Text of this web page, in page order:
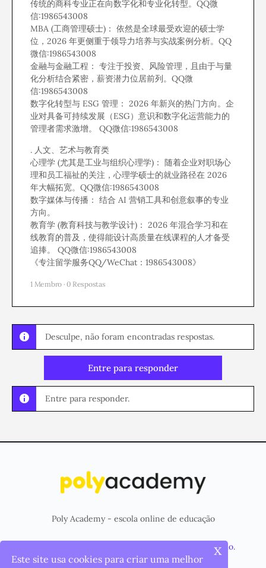
传统的商科专业正在向数字化和专业化转型。QQ微
信:1986543008
MBA (工商管理硕士)： 依然是全球最受欢迎的硕士学
位，2026 年更侧重于领导力培养与实战案例分析。QQ
微信:1986543008
金融与金融工程： 专注于投资、风险管理，且由于与量
化分析结合紧密，薪资潜力位居前列。QQ微
信:1986543008
数字化转型与 ESG 管理： 2026 年新兴的热门方向。企
业对具备可持续发展（ESG）意识和数字化运营能力的
管理者需求激增。 QQ微信:1986543008
. 人文、艺术与教育类
心理学 (尤其是工业与组织心理学)： 随着企业对职场心
理和员工福祉的关注，心理学硕士的就业路径在 2026
年大幅拓宽。QQ微信:1986543008
数字媒体与传播： 结合 AI 营销工具和创意叙事的专业
方向。
教育学 (教育科技与教学设计)： 2026 年混合学习和在
线教育的普及，使得能设计高质量在线课程的人才备受
追捧。 QQ微信:1986543008
《专注留学服务QQ/WeChat：1986543008》
1 Membro · 0 Respostas
Desculpe, não foram encontradas respostas.
Entre para responder
Entre para responder.
Poly Academy - escola online de educação
Poly Studio.
Página Inicial
Cursos
Menu
Este site usa cookies para criar uma melhor
x